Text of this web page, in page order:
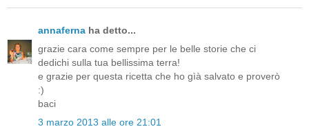
annaferna ha detto...
grazie cara come sempre per le belle storie che ci
dedichi sulla tua bellissima terra!
e grazie per questa ricetta che ho gìà salvato e proverò
:)
baci
3 marzo 2013 alle ore 21:01